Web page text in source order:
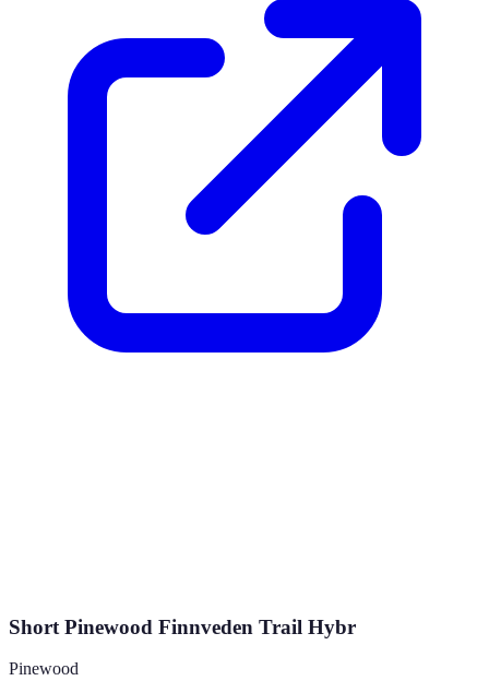
Short Pinewood Finnveden Trail Hybr
Pinewood